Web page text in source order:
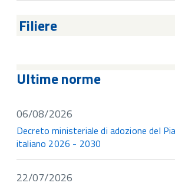
Filiere
Ultime norme
06/08/2026
Decreto ministeriale di adozione del
italiano 2026 - 2030
22/07/2026